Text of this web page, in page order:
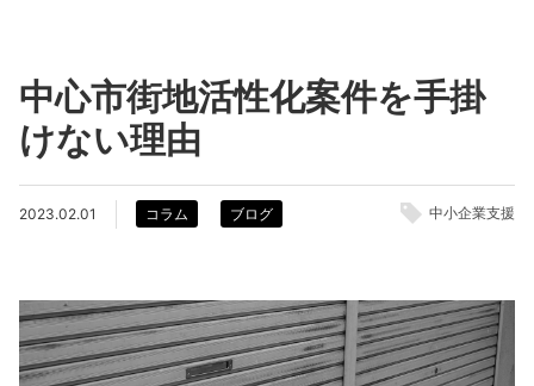
中心市街地活性化案件を手掛
けない理由
2023.02.01 コラム ブログ 中小企業支援